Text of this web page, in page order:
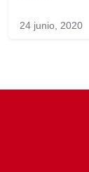
24 junio, 2020